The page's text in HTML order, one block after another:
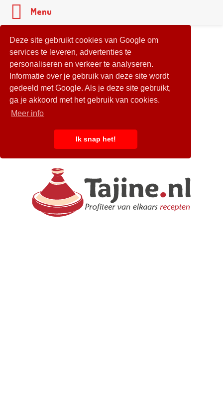
Deze site gebruikt cookies van Google om
services te leveren, advertenties te
personaliseren en verkeer te analyseren.
Informatie over je gebruik van deze site wordt
gedeeld met Google. Als je deze site gebruikt,
ga je akkoord met het gebruik van cookies.
Meer info
Ik snap het!
Menu